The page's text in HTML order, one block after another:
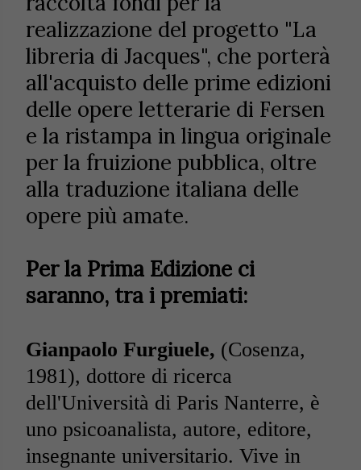
realizzazione del progetto "La
libreria di Jacques", che porterà
all'acquisto delle prime edizioni
delle opere letterarie di Fersen
e la ristampa in lingua originale
per la fruizione pubblica, oltre
alla traduzione italiana delle
opere più amate.
Per la Prima Edizione ci
saranno, tra i premiati:
Gianpaolo Furgiuele, (Cosenza,
1981), dottore di ricerca
dell'Università di Paris Nanterre, è
uno psicoanalista, autore, editore,
insegnante universitario. Vive in